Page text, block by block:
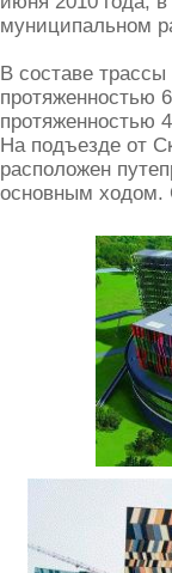
муниципальном
В составе
протяженностью
протяженностью
На подъезде от
расположен
основным ходом.